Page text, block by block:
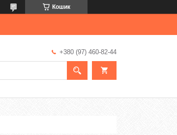
Кошик
+380 (97) 460-82-44